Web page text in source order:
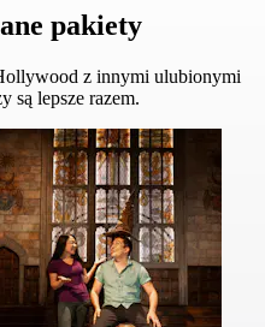
pakiety
z innymi ulubionymi
są lepsze razem.